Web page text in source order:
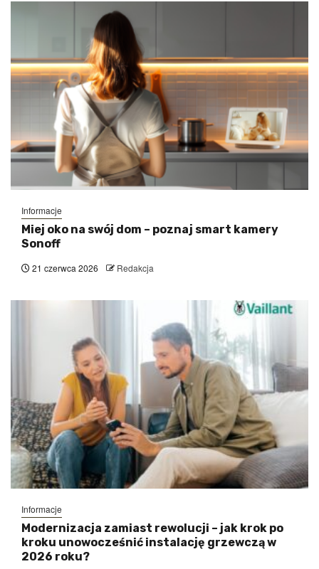
Informacje
Miej oko na swój dom – poznaj smart kamery
Sonoff
21 czerwca 2026 Redakcja
Informacje
Modernizacja zamiast rewolucji – jak krok po
kroku unowocześnić instalację grzewczą w
2026 roku?